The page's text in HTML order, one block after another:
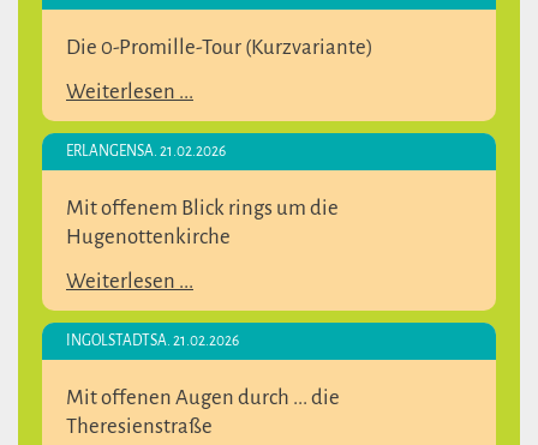
Die 0-Promille-Tour (Kurzvariante)
Weiterlesen ...
ERLANGENSA. 21.02.2026
Mit offenem Blick rings um die
Hugenottenkirche
Weiterlesen ...
INGOLSTADT SA. 21.02.2026
Mit offenen Augen durch ... die
Theresienstraße